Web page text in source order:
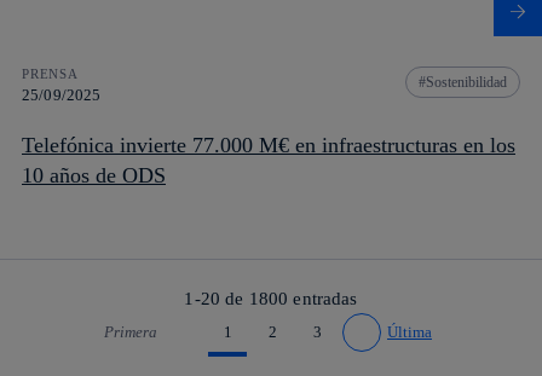
PRENSA
25/09/2025
Sostenibilidad
Telefónica invierte 77.000 M€ en infraestructuras en los
10 años de ODS
1-20 de 1800 entradas
Primera
Ir a página anterior
1 2 3
Ir a página siguiente
Última